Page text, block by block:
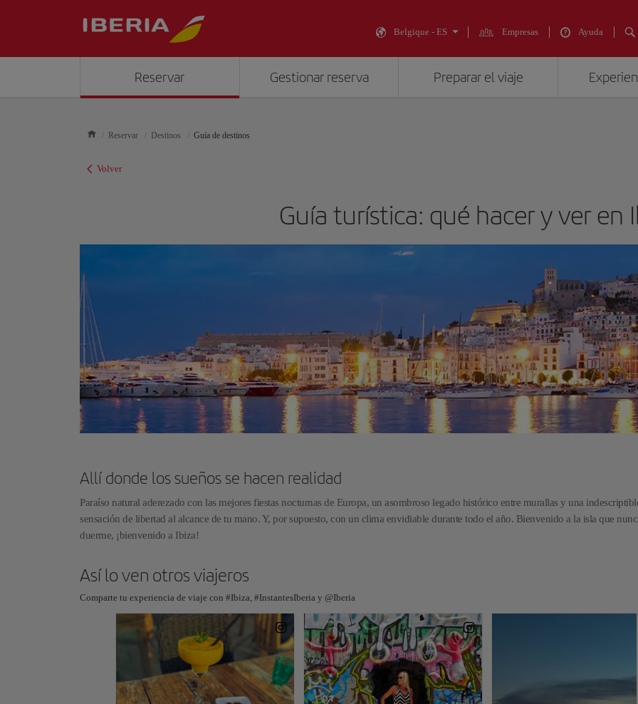
Belgique - ES Empresas Ayuda
Reservar Gestionar reserva Preparar el viaje
Reservar Destinos Guía de destinos
Volver
Guía turística: qué hacer y ver en
Allí donde los sueños se hacen realidad
Paraíso natural aderezado con las mejores fiestas nocturnas de Europa, un asombroso legado histórico entre murallas y una
sensación de libertad al alcance de tu mano. Y, por supuesto, con un clima envidiable durante todo el año. Bienvenido a la isla que
duerme, ¡bienvenido a Ibiza!
Así lo ven otros viajeros
Comparte tu experiencia de viaje con #Ibiza, #InstantesIberia y @Iberia